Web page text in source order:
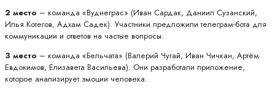
2 место – команда «Вуднеграс» (Иван Сардак, Даниил Сузанский,
Илья Котегов, Адхам Садек). Участники предложили телеграм-бота для
коммуникации и ответов на частые вопросы.
3 место – команда «Бельчата» (Валерий Чугай, Иван Чичкан, Артём
Евдокимов, Елизавета Васильева). Они разработали приложение,
которое анализирует эмоции человека.